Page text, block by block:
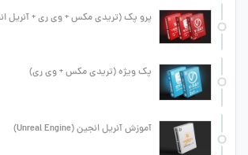
پرو پک (تریدی مکس + وی ری + آنریل
پک ویژه (تریدی مکس + وی ری)
آموزش آنریل انجین (Unreal Engine)